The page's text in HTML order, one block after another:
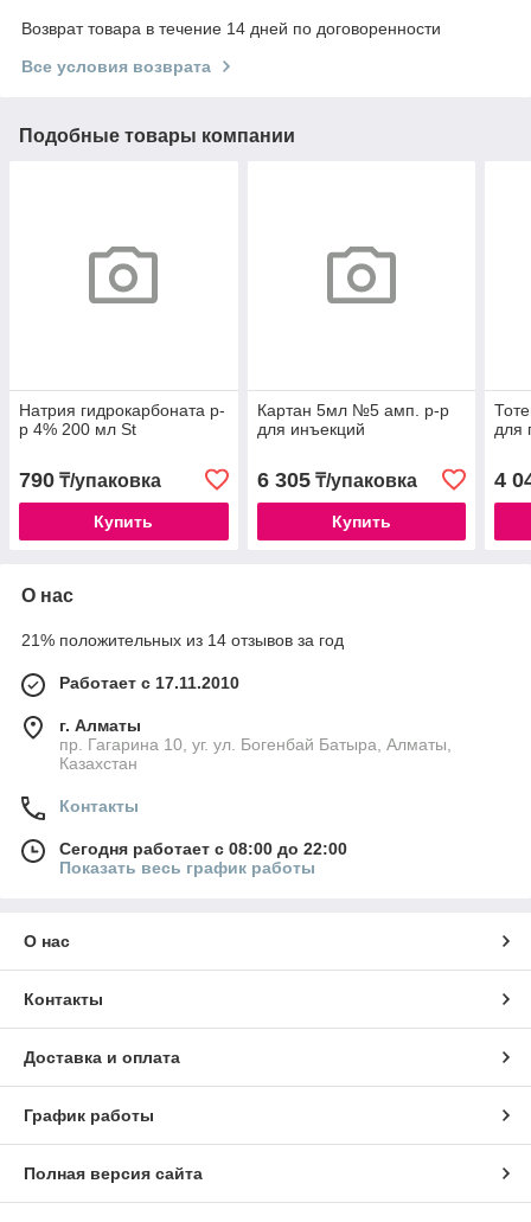
Возврат товара в течение 14 дней по договоренности
Все условия возврата
Подобные товары компании
Натрия гидрокарбоната р-
р 4% 200 мл St
790 ₸/упаковка
Купить
Картан 5мл №5 амп. р-р
для инъекций
6 305₸/упаковка
Купить
для
4
О нас
21% положительных из 14 отзывов за год
Работает с 17.11.2010
г. Алматы
пр. Гагарина 10, уг. ул. Богенбай Батыра, Алматы,
Казахстан
Контакты
Сегодня работает с 08:00 до 22:00
Показать весь график работы
О нас
Контакты
Доставка и оплата
График работы
Полная версия сайта